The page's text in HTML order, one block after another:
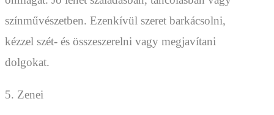
színművészetben. Ezenkívül szeret barkácsolni,
kézzel szét- és összeszerelni vagy megjavítani
dolgokat.
5. Zenei